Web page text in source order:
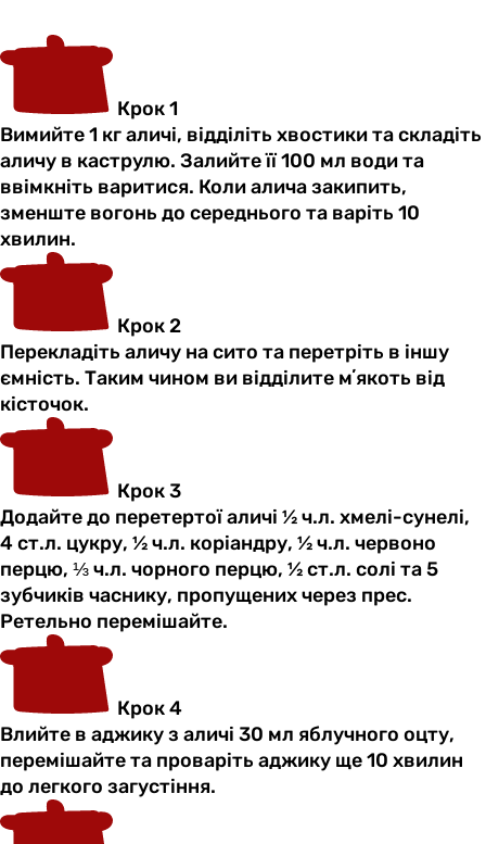
Крок 1
Вимийте 1 кг аличі, відділіть хвостики та складіть
аличу в каструлю. Залийте її 100 мл води та
ввімкніть варитися. Коли алича закипить,
зменште вогонь до середнього та варіть 10
хвилин.
Крок 2
Перекладіть аличу на сито та перетріть в іншу
ємність. Таким чином ви відділите мʼякоть від
кісточок.
Крок 3
Додайте до перетертої аличі ½ ч.л. хмелі-сунелі,
4 ст.л. цукру, ½ ч.л. коріандру, ½ ч.л. червоно
перцю, ⅓ ч.л. чорного перцю, ½ ст.л. солі та 5
зубчиків часнику, пропущених через прес.
Ретельно перемішайте.
Крок 4
Влийте в аджику з аличі 30 мл яблучного оцту,
перемішайте та проваріть аджику ще 10 хвилин
до легкого загустіння.